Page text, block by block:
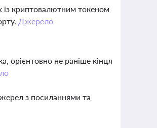
із криптовалютним токеном
Джерело
орієнтовно не раніше кінця
з посиланнями та